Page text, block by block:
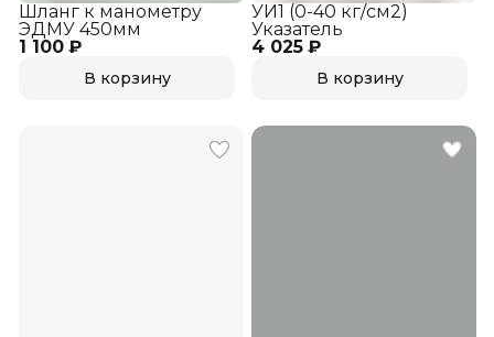
1 100 ₽
Шланг к манометру
ЭДМУ 450мм
В корзину
4 025 ₽
УИ1 (0-40 кг/см2)
Указатель
В корзину